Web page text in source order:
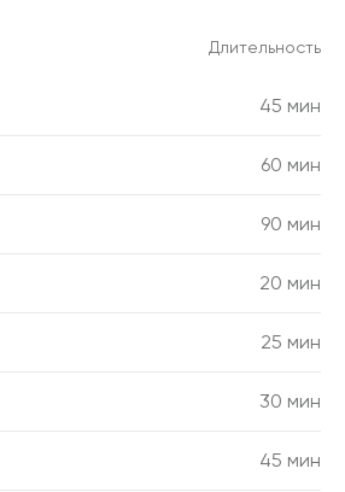
Длительность
45 мин
60 мин
90 мин
20 мин
25 мин
30 мин
45 мин